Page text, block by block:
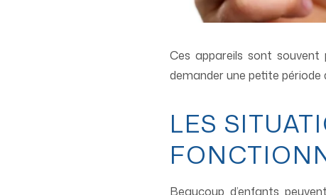
Ces appareils sont
demander une petite période
LES
Beaucoup d’enfants